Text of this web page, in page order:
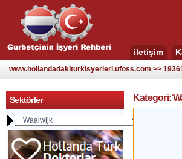
iletişim
www.hollandadakiturkisyerleri.ufoss.com >>
Sektörler